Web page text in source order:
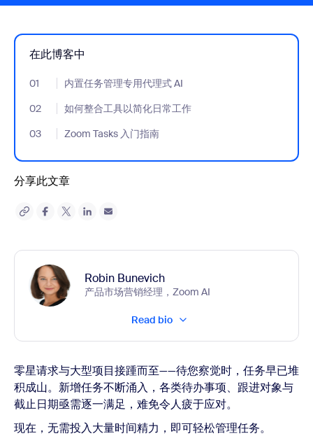
在此博客中
01 内置任务管理专用代理式 AI
- Jumplink to 内置任务管理专用代理式 AI
02
如何整合工具以简化日常工作
- Jumplink to 如何整合工具以简化日常工作
03
Zoom Tasks 入门指南
- Jumplink to Zoom Tasks 入门指南
分享此文章
Robin Bunevich
产品市场营销经理，Zoom AI
Read bio
零星请求与大型项目接踵而至——待您察觉时，任务早已堆
积成山。新增任务不断涌入，各类待办事项、跟进对象与
截止日期亟需逐一满足，难免令人疲于应对。
现在，无需投入大量时间精力，即可轻松管理任务。